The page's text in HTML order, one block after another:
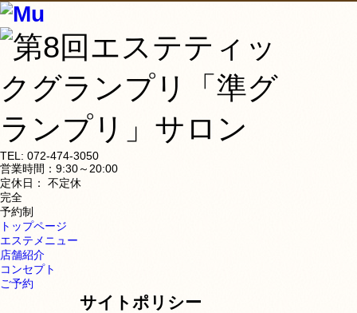
TEL: 072-474-3050
営業時間：9:30～20:00
定休日： 不定休
完全
予約制
トップページ
エステメニュー
店舗紹介
コンセプト
ご予約
サイトポリシー